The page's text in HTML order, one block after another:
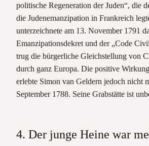
politische Regeneration der Juden“, die
die Judenemanzipation in Frankreich
unterzeichnete am 13. November 1791
Emanzipationsdekret und der „Code
trug die bürgerliche Gleichstellung von
durch ganz Europa. Die positive
erlebte Simon van Geldern jedoch nicht
September 1788. Seine Grabstätte ist
4. Der junge Heine war